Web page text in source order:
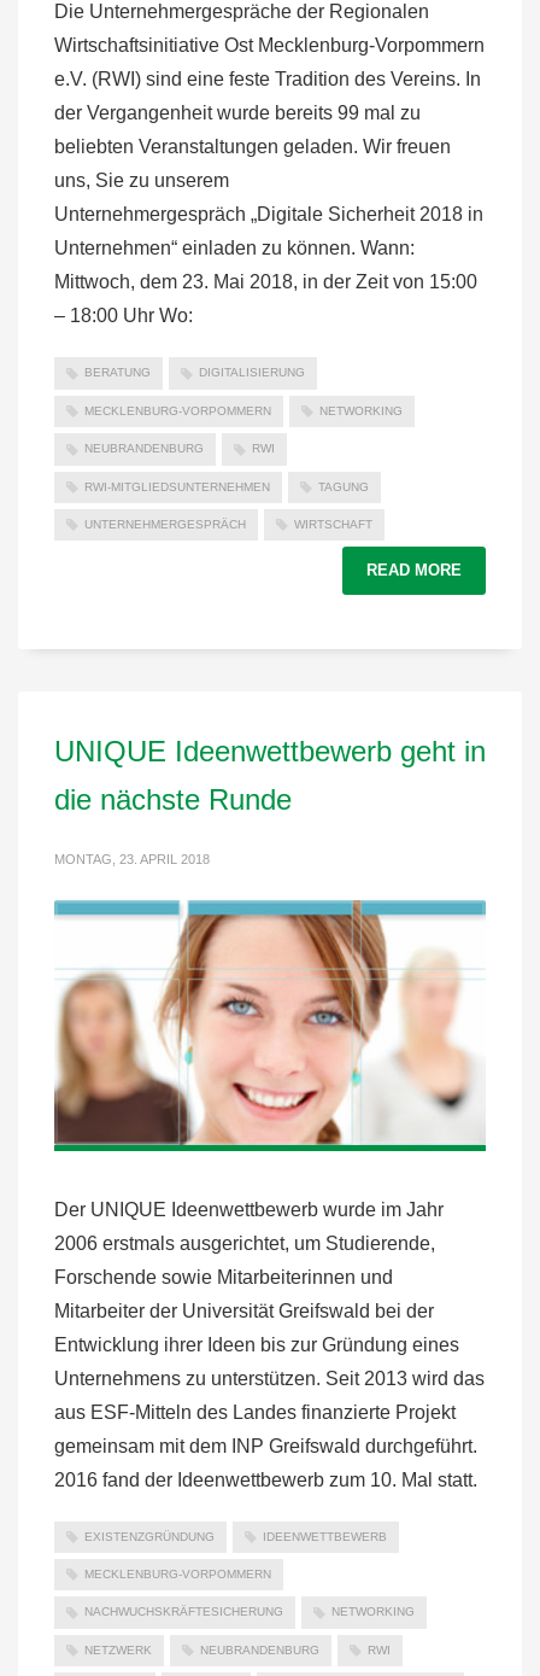
Die Unternehmergespräche der Regionalen
Wirtschaftsinitiative Ost Mecklenburg-Vorpommern
e.V. (RWI) sind eine feste Tradition des Vereins. In
der Vergangenheit wurde bereits 99 mal zu
beliebten Veranstaltungen geladen. Wir freuen
uns, Sie zu unserem
Unternehmergespräch „Digitale Sicherheit 2018 in
Unternehmen“ einladen zu können. Wann:
Mittwoch, dem 23. Mai 2018, in der Zeit von 15:00
– 18:00 Uhr Wo:
BERATUNG DIGITALISIERUNG
MECKLENBURG-VORPOMMERN NETWORKING
NEUBRANDENBURG RWI
RWI-MITGLIEDSUNTERNEHMEN TAGUNG
UNTERNEHMERGESPRÄCH WIRTSCHAFT
READ MORE
UNIQUE Ideenwettbewerb geht in
die nächste Runde
MONTAG, 23. APRIL 2018
Der UNIQUE Ideenwettbewerb wurde im Jahr
2006 erstmals ausgerichtet, um Studierende,
Forschende sowie Mitarbeiterinnen und
Mitarbeiter der Universität Greifswald bei der
Entwicklung ihrer Ideen bis zur Gründung eines
Unternehmens zu unterstützen. Seit 2013 wird das
aus ESF-Mitteln des Landes finanzierte Projekt
gemeinsam mit dem INP Greifswald durchgeführt.
2016 fand der Ideenwettbewerb zum 10. Mal statt.
EXISTENZGRÜNDUNG IDEENWETTBEWERB
MECKLENBURG-VORPOMMERN
NACHWUCHSKRÄFTESICHERUNG NETWORKING
NETZWERK NEUBRANDENBURG RWI